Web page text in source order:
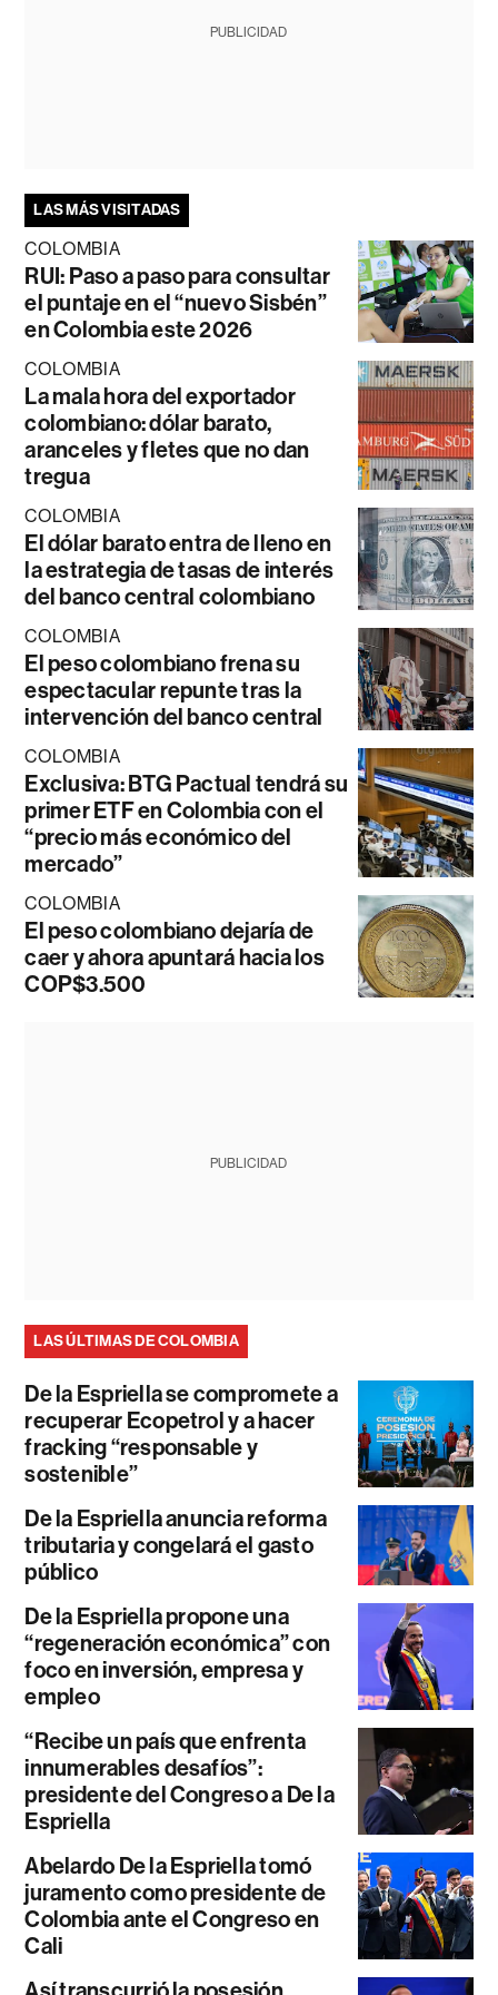
PUBLICIDAD
LAS MÁS VISITADAS
COLOMBIA
RUI: Paso a paso para consultar
el puntaje en el “nuevo Sisbén”
en Colombia este 2026
COLOMBIA
La mala hora del exportador
colombiano: dólar barato,
aranceles y fletes que no dan
tregua
COLOMBIA
El dólar barato entra de lleno en
la estrategia de tasas de interés
del banco central colombiano
COLOMBIA
El peso colombiano frena su
espectacular repunte tras la
intervención del banco central
COLOMBIA
Exclusiva: BTG Pactual tendrá su
primer ETF en Colombia con el
“precio más económico del
mercado”
COLOMBIA
El peso colombiano dejaría de
caer y ahora apuntará hacia los
COP$3.500
PUBLICIDAD
LAS ÚLTIMAS DE COLOMBIA
De la Espriella se compromete a
recuperar Ecopetrol y a hacer
fracking “responsable y
sostenible”
De la Espriella anuncia reforma
tributaria y congelará el gasto
público
De la Espriella propone una
“regeneración económica” con
foco en inversión, empresa y
empleo
“Recibe un país que enfrenta
innumerables desafíos”:
presidente del Congreso a De la
Espriella
Abelardo De la Espriella tomó
juramento como presidente de
Colombia ante el Congreso en
Cali